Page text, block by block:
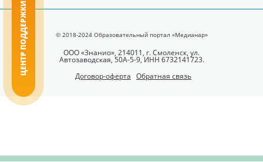
© 2018-2024 Образовательный портал «Медианар»
ООО «Знанио», 214011, г. Смоленск, ул.
Автозаводская, 50А-5-9, ИНН 6732141723.
Договор-оферта Обратная связь
ЦЕНТР ПОДДЕРЖКИ